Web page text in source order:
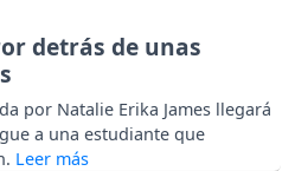
detrás de unas
por Natalie Erika James llegará
a una estudiante que